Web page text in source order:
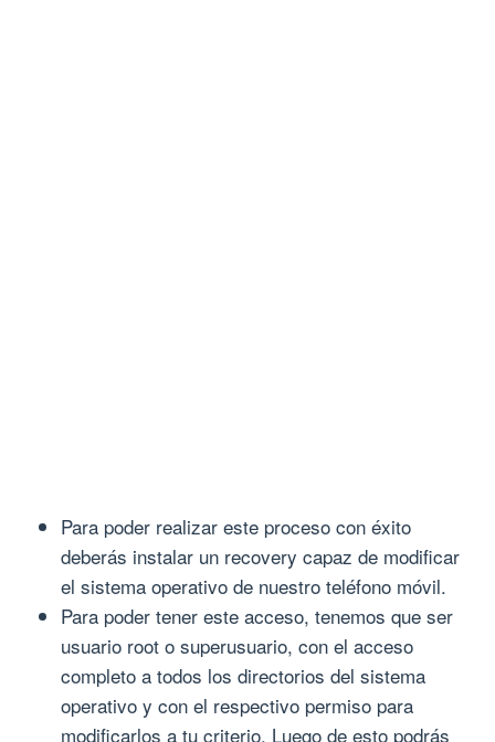
Para poder realizar este proceso con éxito
deberás instalar un recovery capaz de modificar
el sistema operativo de nuestro teléfono móvil.
Para poder tener este acceso, tenemos que ser
usuario root o superusuario, con el acceso
completo a todos los directorios del sistema
operativo y con el respectivo permiso para
modificarlos a tu criterio. Luego de esto podrás